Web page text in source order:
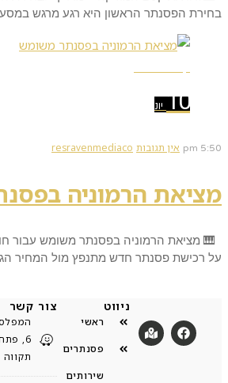
בחירת הפסנתר הראשון היא רגע מרגש במסע
10 יונ
5:50 pm אין תגובות resravenmediaco
מציאת הרמוניה
🎹 מציאת הרמוניה בפסנתר משומש עבור
על רכישת פסנתר חדש מתנפץ מול המחיר
ניווט
ראשי
פסנתרים
שירותים
צור קשר
6, פתח
תקווה